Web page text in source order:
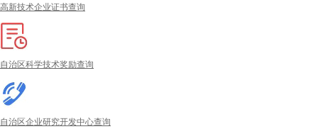
高新技术企业证书查询
自治区科学技术奖励查询
自治区企业研究开发中心查询